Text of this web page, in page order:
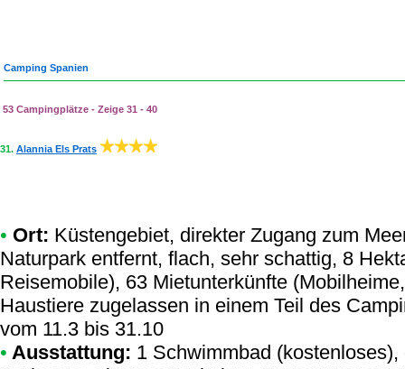
Camping Spanien
53 Campingplätze - Zeige 31 - 40
31. Alannia Els Prats
• Ort: Küstengebiet, direkter Zugang zum
Naturpark entfernt, flach, sehr schattig, 8
Reisemobile), 63 Mietunterkünfte
Haustiere zugelassen in einem Teil des
vom 11.3 bis 31.10
• Ausstattung: 1 Schwimmbad